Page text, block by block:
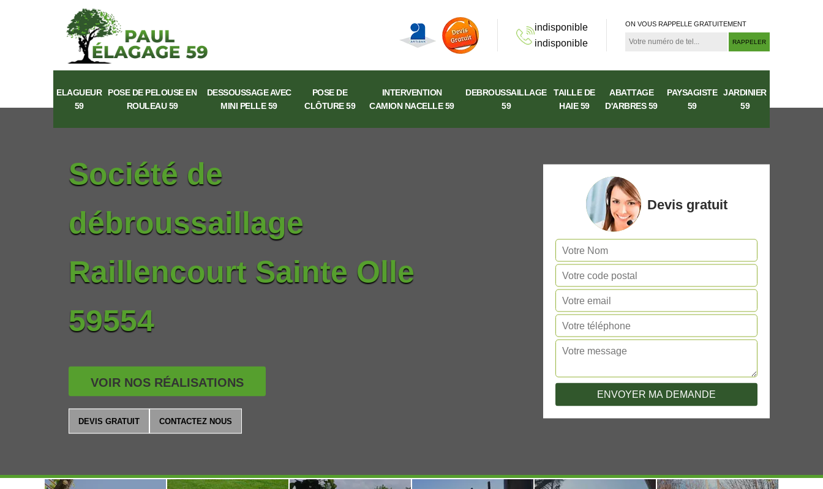
indisponible
indisponible
ON VOUS RAPPELLE GRATUITEMENT
ELAGUEUR
59
POSE DE PELOUSE EN
ROULEAU 59
DESSOUSSAGE AVEC
MINI PELLE 59
POSE DE
CLÔTURE 59
INTERVENTION
CAMION NACELLE 59
DEBROUSSAILLAGE
59
TAILLE DE
HAIE 59
ABATTAGE
D'ARBRES 59
PAYSAGISTE
59
JARDINIER
59
Société de
débroussaillage
Raillencourt Sainte Olle
59554
VOIR NOS RÉALISATIONS
DEVIS GRATUIT CONTACTEZ NOUS
Devis gratuit